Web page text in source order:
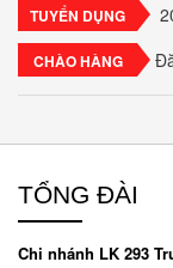
TUYỂN DỤNG
CHÀO HÀNG
TỔNG ĐÀI
Chi nhánh LK 293